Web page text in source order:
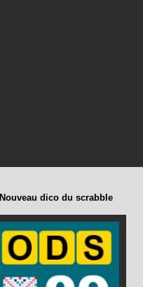
Nouveau dico du scrabble